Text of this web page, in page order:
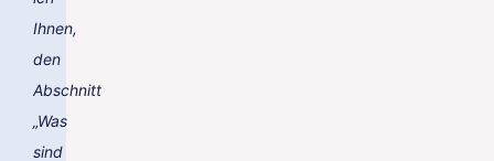
Ihnen,
den
Abschnitt
„Was
sind